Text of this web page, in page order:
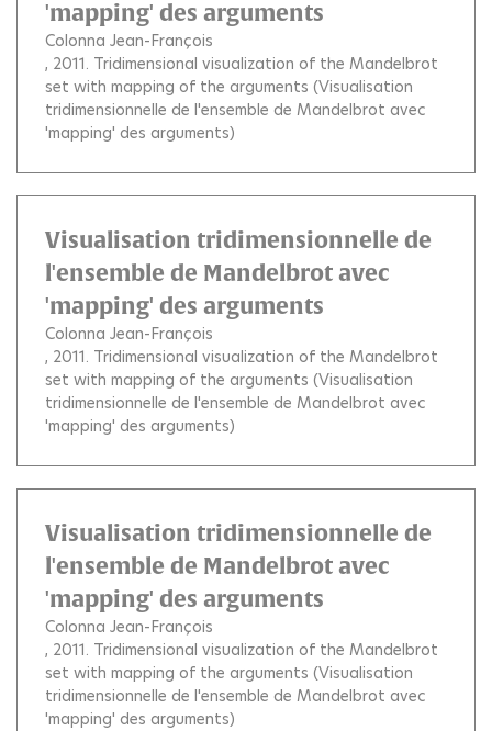
'mapping' des arguments
Colonna Jean-François
, 2011. Tridimensional visualization of the Mandelbrot
set with mapping of the arguments (Visualisation
tridimensionnelle de l'ensemble de Mandelbrot avec
'mapping' des arguments)
Visualisation tridimensionnelle de
l'ensemble de Mandelbrot avec
'mapping' des arguments
Colonna Jean-François
, 2011. Tridimensional visualization of the Mandelbrot
set with mapping of the arguments (Visualisation
tridimensionnelle de l'ensemble de Mandelbrot avec
'mapping' des arguments)
Visualisation tridimensionnelle de
l'ensemble de Mandelbrot avec
'mapping' des arguments
Colonna Jean-François
, 2011. Tridimensional visualization of the Mandelbrot
set with mapping of the arguments (Visualisation
tridimensionnelle de l'ensemble de Mandelbrot avec
'mapping' des arguments)